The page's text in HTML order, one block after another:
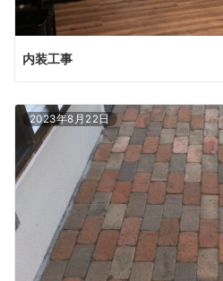
内装工事
2023年8月22日